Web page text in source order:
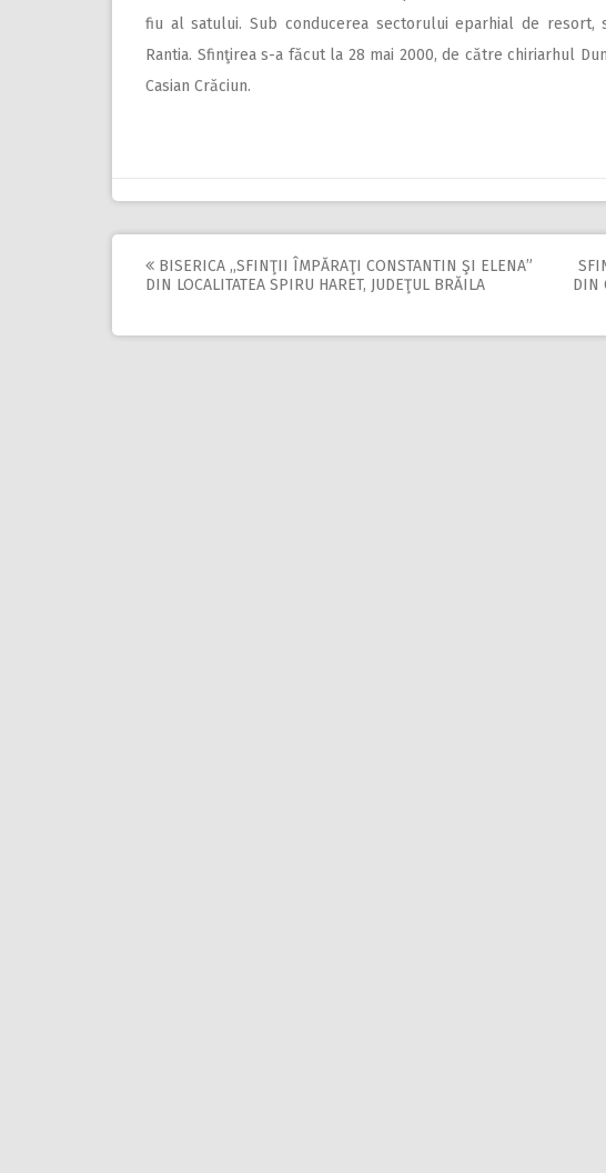
fiu al satului. Sub conducerea sectorului eparhial de
Rantia. Sfinţirea s-a făcut la 28 mai 2000, de către chiriarhul
Casian Crăciun.
Post
navigation
BISERICA ,,SFINŢII ÎMPĂRAŢI CONSTANTIN ŞI ELENA”
DIN LOCALITATEA SPIRU HARET, JUDEŢUL BRĂILA
DIN